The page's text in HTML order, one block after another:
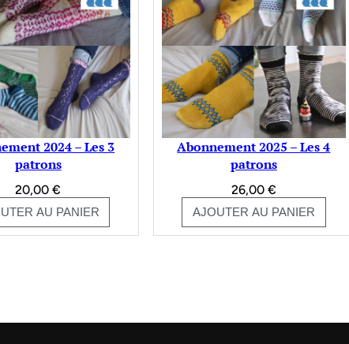
2024 – Les 3
patrons
20,00€
AU PANIER
Abonnement 2025 – Les 4
patrons
26,00 €
AJOUTER AU PANIER